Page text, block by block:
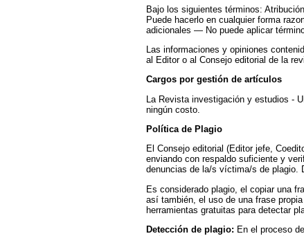
Bajo los siguientes términos:
Puede hacerlo en cualquier forma
adicionales — No puede aplicar
Las informaciones y opiniones
al Editor o al Consejo editorial de la
Cargos por gestión de artículos
La Revista investigación y estudios -
ningún costo.
Política de Plagio
El Consejo editorial (Editor jefe,
enviando con respaldo suficiente y
denuncias de la/s víctima/s de plagio.
Es considerado plagio, el copiar una
así también, el uso de una frase
herramientas gratuitas para detectar
Detección de plagio: En el proceso